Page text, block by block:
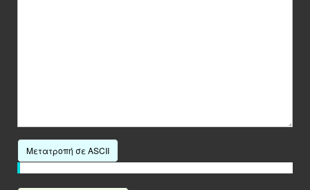
Μετατροπή σε ASCII